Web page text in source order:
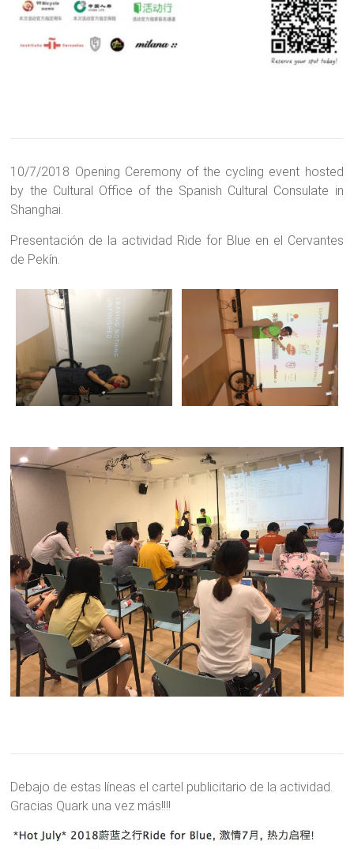
10/7/2018 Opening Ceremony of the cycling event hosted
by the Cultural Office of the Spanish Cultural Consulate in
Shanghai.
Presentación de la actividad Ride for Blue en el Cervantes
de Pekín.
Debajo de estas líneas el cartel publicitario de la actividad.
Gracias Quark una vez más!!!!